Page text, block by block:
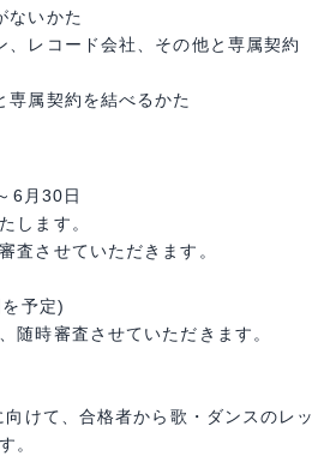
ないかた
、レコード会社、その他と専属契約
専属契約を結べるかた
6月30日
します。
査させていただきます。
予定)
随時審査させていただきます。
けて、合格者から歌・ダンスのレッ
。